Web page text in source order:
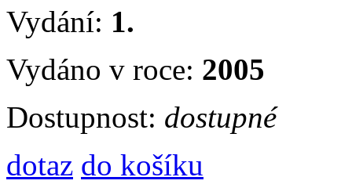
Vydání: 1.
Vydáno v roce: 2005
Dostupnost: dostupné
dotaz do košíku